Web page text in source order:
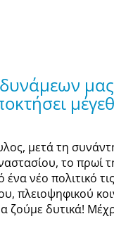
δυνάμεων
μετά τη
το πρωί
νέο πολιτικό τις
πλειοψηφικού
ζούμε δυτικά!